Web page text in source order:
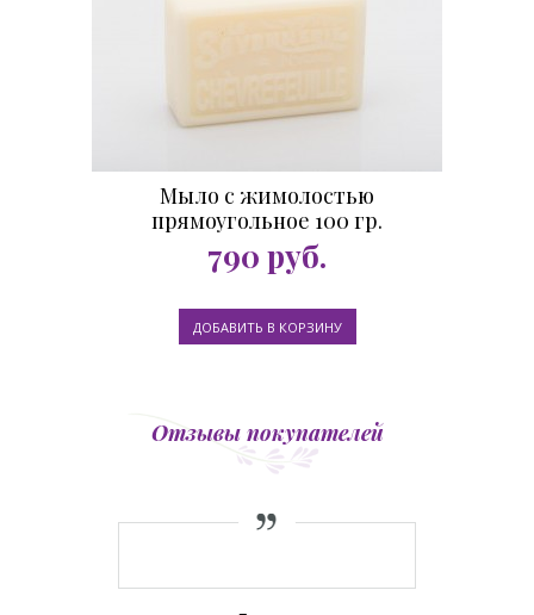
Мыло с жимолостью
прямоугольное 100 гр.
790 руб.
Отзывы покупателей